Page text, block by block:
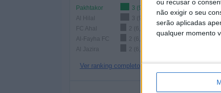
ou recusar o
não exigir o seu
serão aplicadas
qualquer momento
Pakhtakor
3 (9,09%)
Al Hilal
3 (9,09%)
FC Ahal
2 (6,06%)
Al-Fayha FC
2 (6,06%)
Al Jazira
2 (6,06%)
Ver ranking completo
Nº DE